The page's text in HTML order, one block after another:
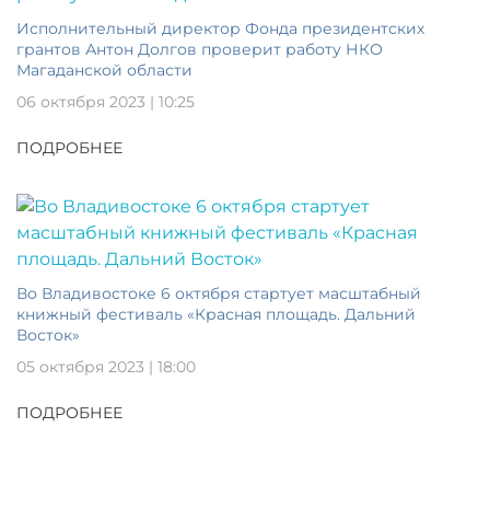
Исполнительный директор Фонда президентских
грантов Антон Долгов проверит работу НКО
Магаданской области
06 октября 2023 | 10:25
ПОДРОБНЕЕ
Во Владивостоке 6 октября стартует масштабный
книжный фестиваль «Красная площадь. Дальний
Восток»
05 октября 2023 | 18:00
ПОДРОБНЕЕ